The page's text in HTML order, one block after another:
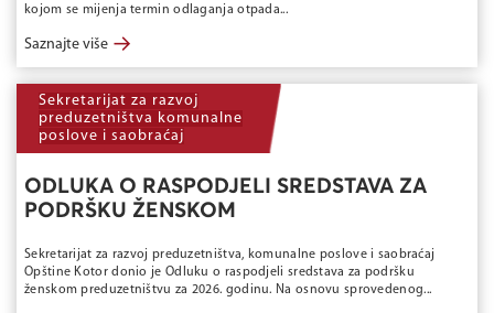
kojom se mijenja termin odlaganja otpada...
Saznajte više →
Sekretarijat za razvoj
preduzetništva komunalne
poslove i saobraćaj
ODLUKA O RASPODJELI SREDSTAVA ZA
PODRŠKU ŽENSKOM
Sekretarijat za razvoj preduzetništva, komunalne poslove i saobraćaj
Opštine Kotor donio je Odluku o raspodjeli sredstava za podršku
ženskom preduzetništvu za 2026. godinu. Na osnovu sprovedenog...